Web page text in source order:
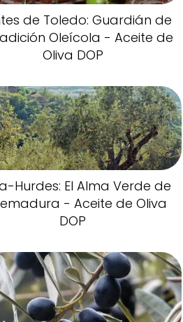
de Toledo: Guardián de
Oleícola - Aceite de
Oliva DOP
Hurdes: El Alma Verde de
- Aceite de Oliva
DOP